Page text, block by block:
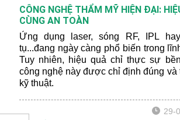
CÔNG NGHỆ THẨM MỸ HIỆN ĐẠI:
CÙNG AN TOÀN
Ứng dụng laser, sóng RF, IPL
tụ...đang ngày càng phổ biến trong
Tuy nhiên, hiệu quả chỉ thực sự
công nghệ này được chỉ định đúng và
kỹ thuật.
29-